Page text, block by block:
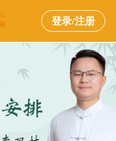
登录/注册